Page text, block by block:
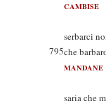
CAMBISE
E
serbarci
795che
MANDANE
Il
saria che